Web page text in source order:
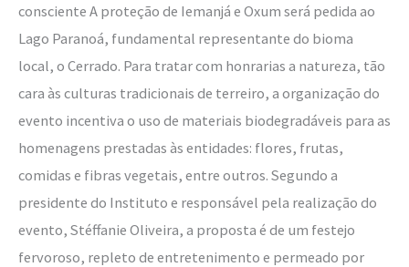
consciente A proteção de Iemanjá e Oxum será pedida ao
Lago Paranoá, fundamental representante do bioma
local, o Cerrado. Para tratar com honrarias a natureza, tão
cara às culturas tradicionais de terreiro, a organização do
evento incentiva o uso de materiais biodegradáveis para as
homenagens prestadas às entidades: flores, frutas,
comidas e fibras vegetais, entre outros. Segundo a
presidente do Instituto e responsável pela realização do
evento, Stéffanie Oliveira, a proposta é de um festejo
fervoroso, repleto de entretenimento e permeado por